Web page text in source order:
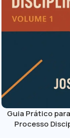
Guia Prático
Processo